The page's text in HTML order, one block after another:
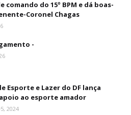
comando do 15º BPM e dá boas-
Coronel Chagas
-
Esporte e Lazer do DF lança
ao esporte amador
2024